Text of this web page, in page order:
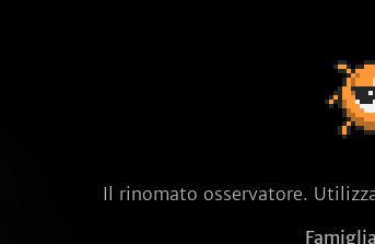
Il rinomato osservatore.